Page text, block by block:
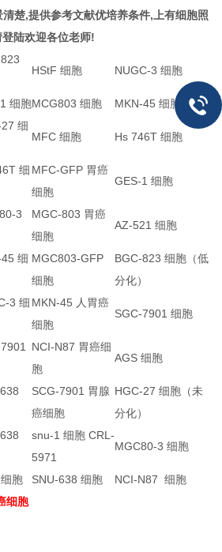
楚,提供参考文献优培养条件,上有细胞照
陆欢迎各位老师!
HStF 细胞 NUGC-3 细胞
细胞MCG803 细胞 MKN-45 细胞
细
MFC 细胞 Hs 746T 细胞
细 MFC-GFP 胃癌
细胞
GES-1 细胞
3
MGC-803 胃癌
细胞
AZ-521 细胞
细 MGC803-GFP
细胞
BGC-823 细胞（低
分化）
3 细 MKN-45 人胃癌
细胞
SGC-7901 细胞
NCI-N87 胃癌细
胞
AGS 细胞
SCG-7901 胃腺
癌细胞
HGC-27 细胞（未
分化）
snu-1 细胞 CRL-
5971
MGC80-3 细胞
胞 SNU-638 细胞 NCI-N87 细胞
细胞